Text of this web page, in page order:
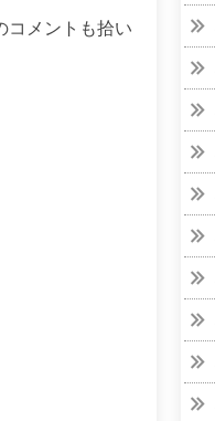
コメントも拾い